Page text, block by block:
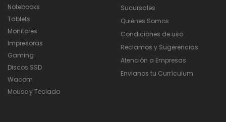
Notebooks
Tablets
Monitores
Impresoras
Gaming
Discos SSD
Wacom
Mouse y Teclado
Sucursales
Quiénes Somos
Condiciones de uso
Reclamos y Sugerencias
Atención a Empresas
Envianos tu Currículum